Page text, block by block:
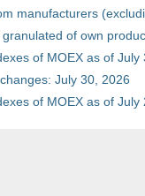
manufacturers
of own
of MOEX as of July
July 30, 2026
of MOEX as of July